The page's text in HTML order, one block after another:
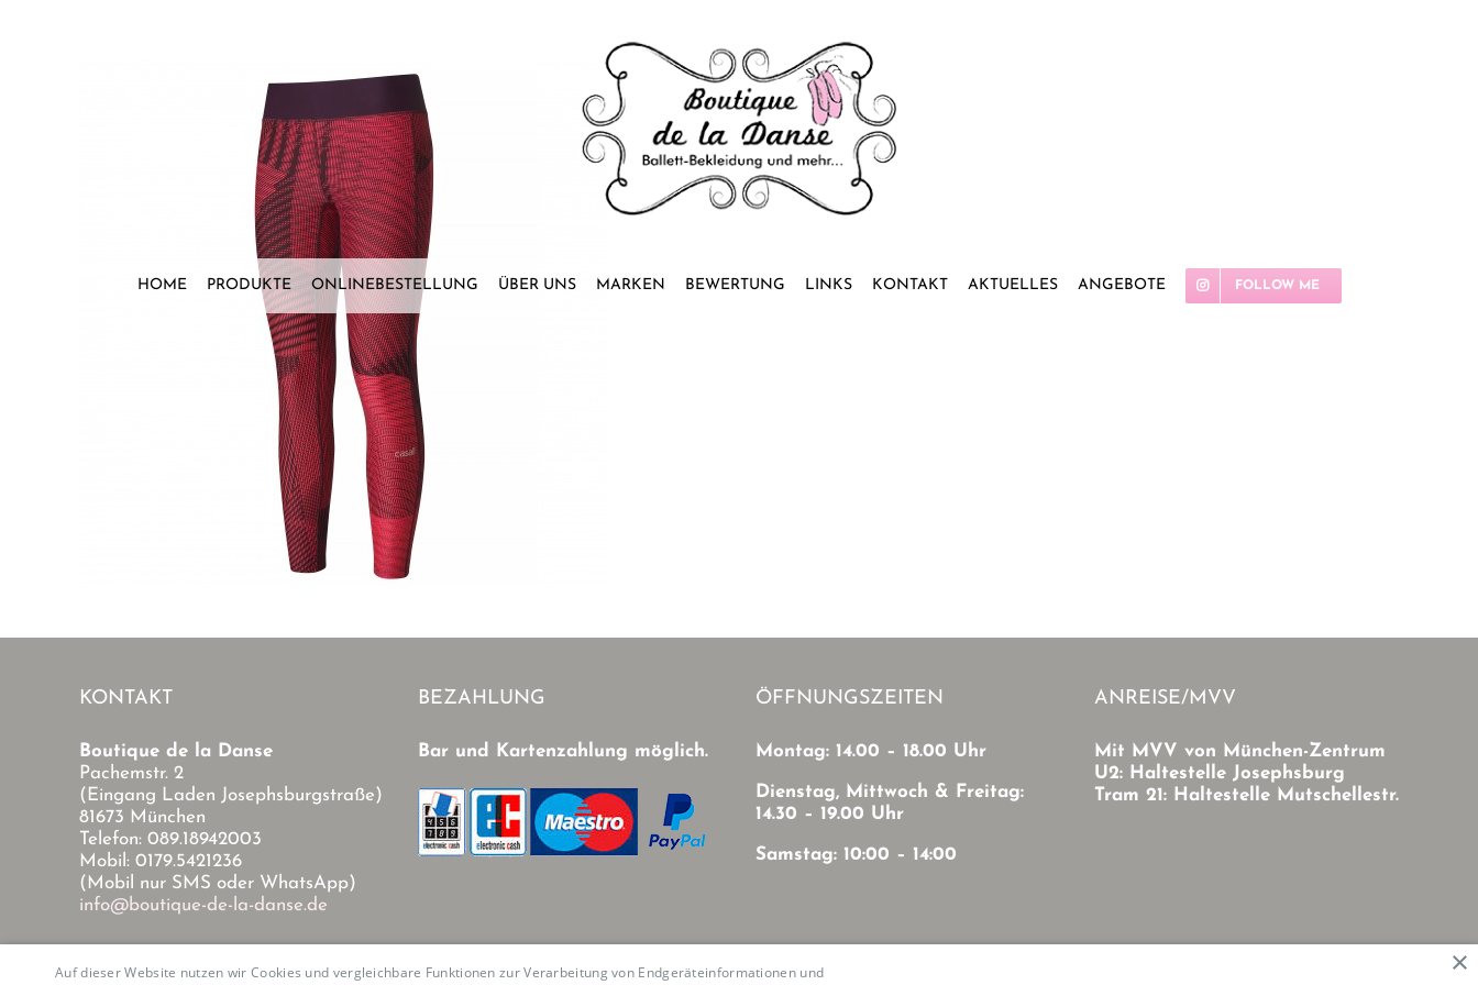
HOME PRODUKTE ONLINEBESTELLUNG ÜBER UNS MARKEN BEWERTUNG LINKS KONTAKT AKTUELLES ANGEBOTE FOLLOW ME
KONTAKT
Boutique de la Danse
Pachemstr. 2
(Eingang Laden Josephsburgstraße)
81673 München
Telefon: 089.18942003
Mobil: 0179.5421236
(Mobil nur SMS oder WhatsApp)
info@boutique-de-la-danse.de
BEZAHLUNG
Bar und Kartenzahlung möglich.
ÖFFNUNGSZEITEN
Montag: 14.00 – 18.00 Uhr
Dienstag, Mittwoch & Freitag:
14.30 – 19.00 Uhr
Samstag: 10:00 – 14:00
ANREISE/MVV
Mit MVV von München-Zentrum
U2: Haltestelle Josephsburg
Tram 21: Haltestelle Mutschellestr.
Auf dieser Website nutzen wir Cookies und vergleichbare Funktionen zur Verarbeitung von Endgeräteinformationen und ×